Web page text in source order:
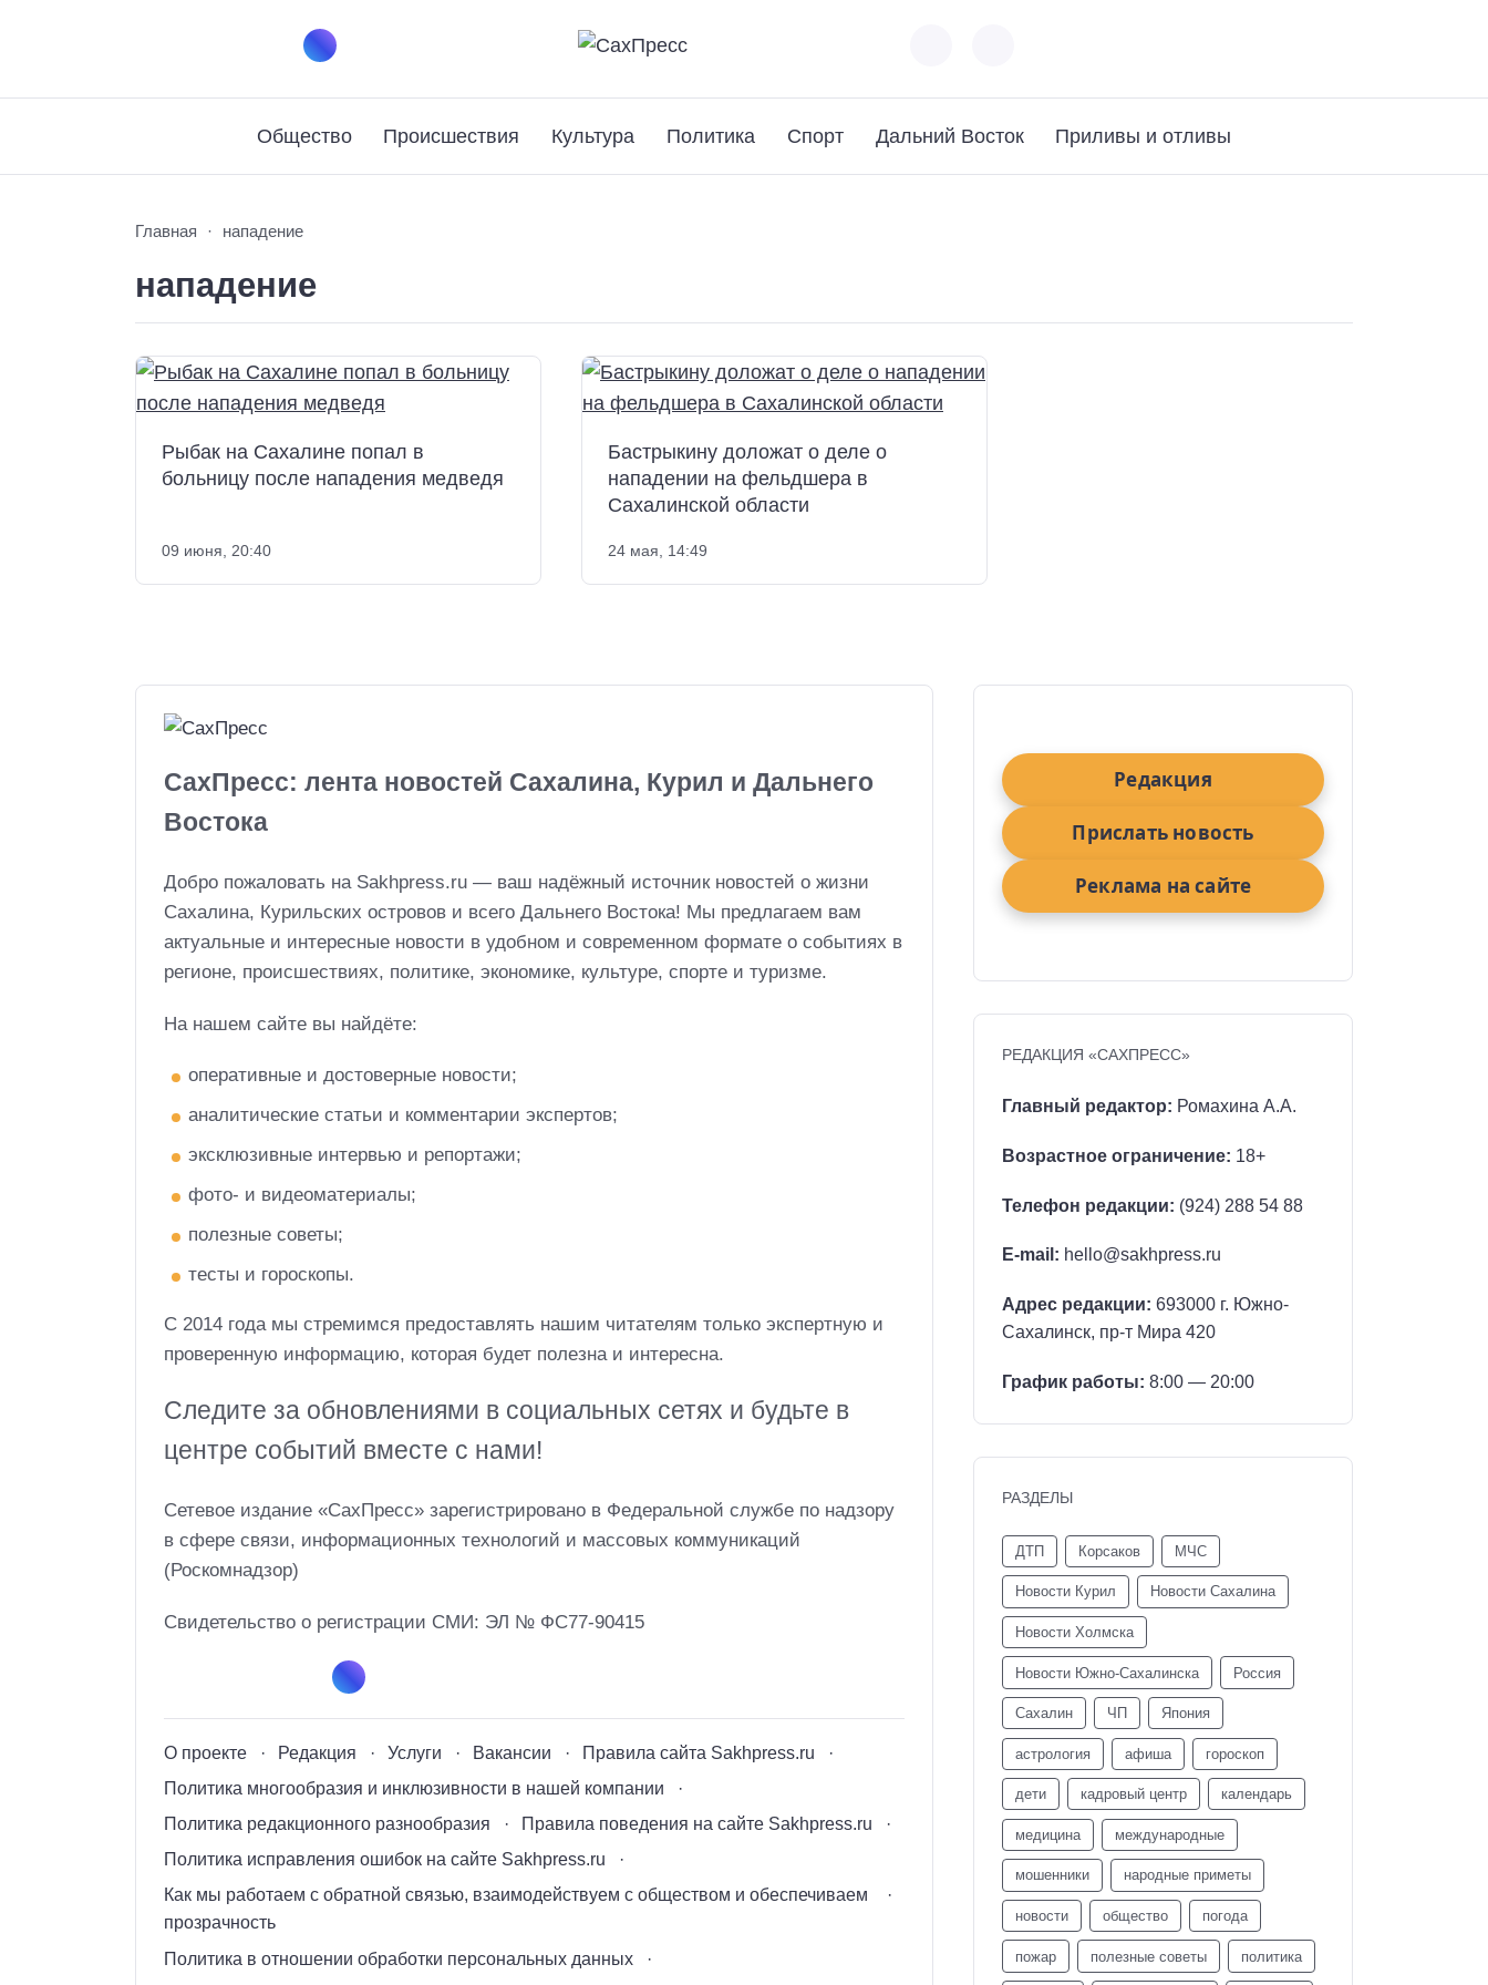
Общество Происшествия Культура Политика Спорт Дальний Восток Приливы и отливы
Главная нападение
нападение
Рыбак на Сахалине попал в
больницу после нападения медведя
09 июня, 20:40
Бастрыкину доложат о деле о
нападении на фельдшера в
Сахалинской области
24 мая, 14:49
СахПресс: лента новостей Сахалина, Курил и Дальнего
Востока
Добро пожаловать на Sakhpress.ru — ваш надёжный источник новостей о жизни
Сахалина, Курильских островов и всего Дальнего Востока! Мы предлагаем вам
актуальные и интересные новости в удобном и современном формате о событиях в
регионе, происшествиях, политике, экономике, культуре, спорте и туризме.
На нашем сайте вы найдёте:
оперативные и достоверные новости;
аналитические статьи и комментарии экспертов;
эксклюзивные интервью и репортажи;
фото- и видеоматериалы;
полезные советы;
тесты и гороскопы.
С 2014 года мы стремимся предоставлять нашим читателям только экспертную и
проверенную информацию, которая будет полезна и интересна.
Следите за обновлениями в социальных сетях и будьте в
центре событий вместе с нами!
Сетевое издание «СахПресс» зарегистрировано в Федеральной службе по надзору
в сфере связи, информационных технологий и массовых коммуникаций
(Роскомнадзор)
Свидетельство о регистрации СМИ: ЭЛ № ФС77-90415
О проекте Редакция Услуги Вакансии
Правила сайта Sakhpress.ru
Политика многообразия и инклюзивности в нашей компании
Политика редакционного разнообразия
Правила поведения на сайте Sakhpress.ru
Политика исправления ошибок на сайте Sakhpress.ru
Как мы работаем с обратной связью, взаимодействуем с обществом и обеспечиваем
прозрачность
Политика в отношении обработки персональных данных
Редакция
Прислать новость
Реклама на сайте
РЕДАКЦИЯ «САХПРЕСС»
Главный редактор: Ромахина А.А.
Возрастное ограничение: 18+
Телефон редакции: (924) 288 54 88
E-mail: hello@sakhpress.ru
Адрес редакции: 693000 г. Южно-
Сахалинск, пр-т Мира 420
График работы: 8:00 — 20:00
РАЗДЕЛЫ
ДТП Корсаков МЧС
Новости Курил Новости Сахалина
Новости Холмска
Новости Южно-Сахалинска Россия
Сахалин ЧП Япония
астрология афиша гороскоп
дети кадровый центр календарь
медицина международные
мошенники народные приметы
новости общество погода
пожар полезные советы политика